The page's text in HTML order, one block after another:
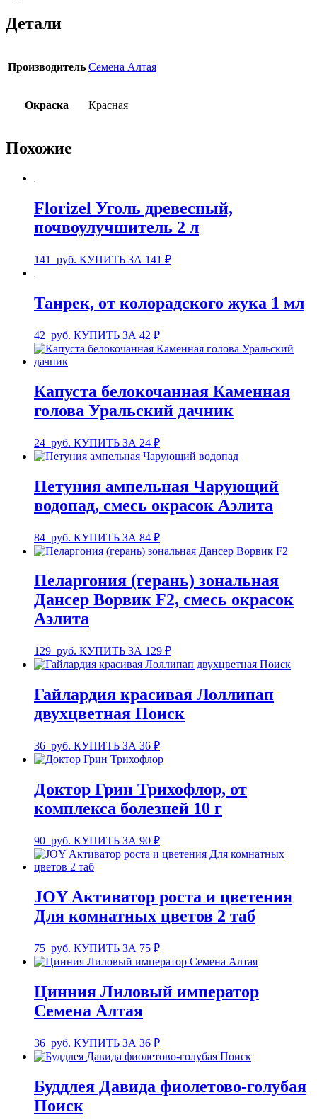
Детали
Производитель Семена Алтая
Окраска Красная
Похожие
Florizel Уголь древесный,
почвоулучшитель 2 л
141 руб. КУПИТЬ ЗА 141 ₽
Танрек, от колорадского жука 1 мл
42 руб. КУПИТЬ ЗА 42 ₽
Капуста белокочанная Каменная
голова Уральский дачник
24 руб. КУПИТЬ ЗА 24 ₽
Петуния ампельная Чарующий
водопад, смесь окрасок Аэлита
84 руб. КУПИТЬ ЗА 84 ₽
Пеларгония (герань) зональная
Дансер Ворвик F2, смесь окрасок
Аэлита
129 руб. КУПИТЬ ЗА 129 ₽
Гайлардия красивая Лоллипап
двухцветная Поиск
36 руб. КУПИТЬ ЗА 36 ₽
Доктор Грин Трихофлор, от
комплекса болезней 10 г
90 руб. КУПИТЬ ЗА 90 ₽
JOY Активатор роста и цветения
Для комнатных цветов 2 таб
75 руб. КУПИТЬ ЗА 75 ₽
Цинния Лиловый император
Семена Алтая
36 руб. КУПИТЬ ЗА 36 ₽
Буддлея Давида фиолетово-голубая
Поиск